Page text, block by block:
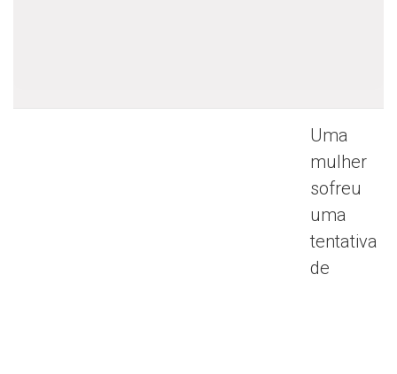
Uma
mulher
sofreu
uma
tentativa
de